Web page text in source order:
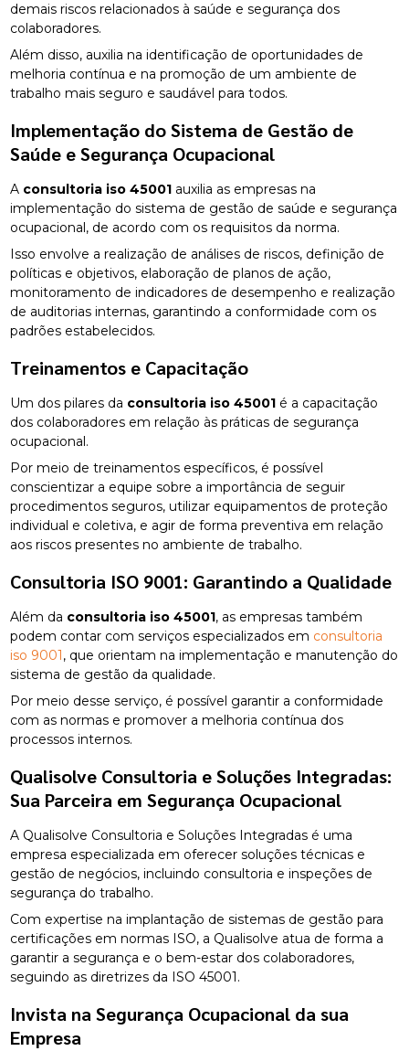
demais riscos relacionados à saúde e segurança dos
colaboradores.
Além disso, auxilia na identificação de oportunidades de
melhoria contínua e na promoção de um ambiente de
trabalho mais seguro e saudável para todos.
Implementação do Sistema de Gestão de
Saúde e Segurança Ocupacional
A consultoria iso 45001 auxilia as empresas na
implementação do sistema de gestão de saúde e segurança
ocupacional, de acordo com os requisitos da norma.
Isso envolve a realização de análises de riscos, definição de
políticas e objetivos, elaboração de planos de ação,
monitoramento de indicadores de desempenho e realização
de auditorias internas, garantindo a conformidade com os
padrões estabelecidos.
Treinamentos e Capacitação
Um dos pilares da consultoria iso 45001 é a capacitação
dos colaboradores em relação às práticas de segurança
ocupacional.
Por meio de treinamentos específicos, é possível
conscientizar a equipe sobre a importância de seguir
procedimentos seguros, utilizar equipamentos de proteção
individual e coletiva, e agir de forma preventiva em relação
aos riscos presentes no ambiente de trabalho.
Consultoria ISO 9001: Garantindo a Qualidade
Além da consultoria iso 45001, as empresas também
podem contar com serviços especializados em consultoria
iso 9001, que orientam na implementação e manutenção do
sistema de gestão da qualidade.
Por meio desse serviço, é possível garantir a conformidade
com as normas e promover a melhoria contínua dos
processos internos.
Qualisolve Consultoria e Soluções Integradas:
Sua Parceira em Segurança Ocupacional
A Qualisolve Consultoria e Soluções Integradas é uma
empresa especializada em oferecer soluções técnicas e
gestão de negócios, incluindo consultoria e inspeções de
segurança do trabalho.
Com expertise na implantação de sistemas de gestão para
certificações em normas ISO, a Qualisolve atua de forma a
garantir a segurança e o bem-estar dos colaboradores,
seguindo as diretrizes da ISO 45001.
Invista na Segurança Ocupacional da sua
Empresa